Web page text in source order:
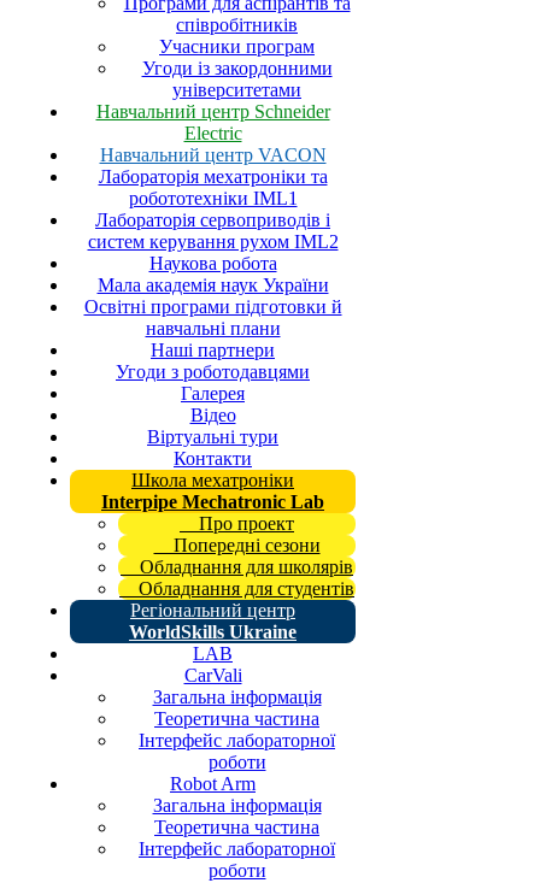
співробітників
Учасники програм
Угоди із закордонними
університетами
Навчальний центр Schneider
Electric
Навчальний центр VACON
Лабораторія мехатроніки та
робототехніки IML1
Лабораторія сервоприводів і
систем керування рухом IML2
Наукова робота
Мала академія наук України
Освітні програми підготовки й
навчальні плани
Наші партнери
Угоди з роботодавцями
Галерея
Відео
Віртуальні тури
Контакти
Школа мехатроніки
Interpipe Mechatronic Lab
Про проект
Попередні сезони
Обладнання для школярів
Обладнання для студентів
Регіональний центр
WorldSkills Ukraine
LAB
CarVali
Загальна інформація
Теоретична частина
Інтерфейс лабораторної
роботи
Robot Arm
Загальна інформація
Теоретична частина
Інтерфейс лабораторної
роботи